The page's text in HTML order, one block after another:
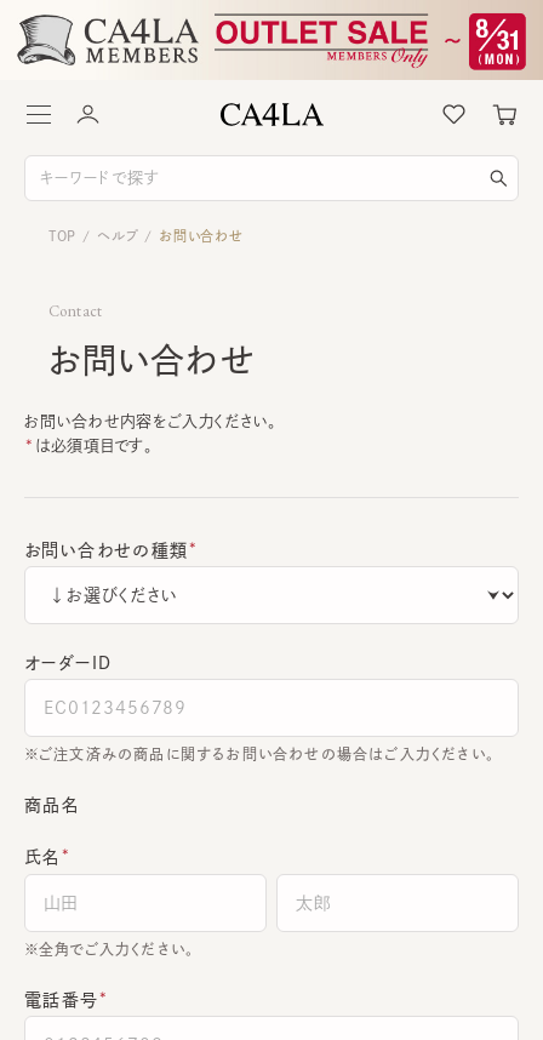
TOP / ヘルプ / お問い合わせ
Contact
お問い合わせ
お問い合わせ内容をご入力ください。
は必須項目です。
お問い合わせの種類
オーダーＩＤ
ご注文済みの商品に関するお問い合わせの場合はご入力ください。
商品名
氏名
全角でご入力ください。
電話番号